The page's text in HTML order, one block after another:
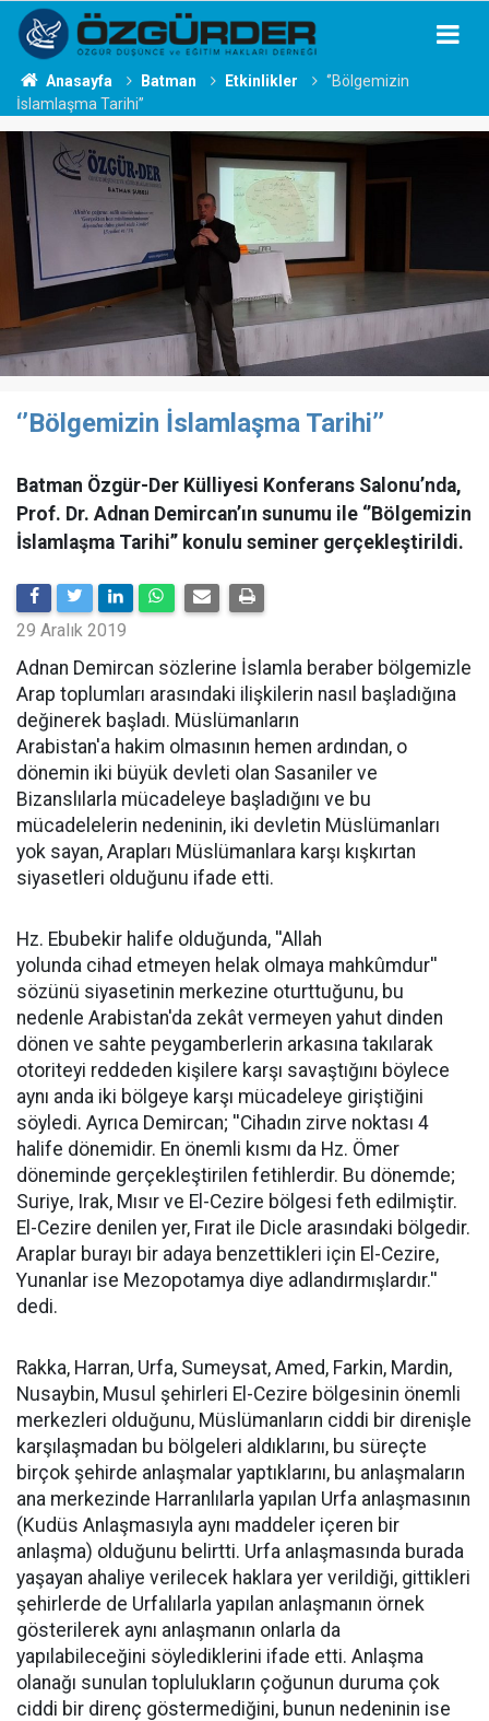
Anasayfa Batman Etkinlikler
‘’Bölgemizin
İslamlaşma Tarihi’’
‘’Bölgemizin İslamlaşma Tarihi’’
Batman Özgür-Der Külliyesi Konferans Salonu’nda,
Prof. Dr. Adnan Demircan’ın sunumu ile ‘’Bölgemizin
İslamlaşma Tarihi’’ konulu seminer gerçekleştirildi.
29 Aralık 2019
Adnan Demircan sözlerine İslamla beraber bölgemizle
Arap toplumları arasındaki ilişkilerin nasıl başladığına
değinerek başladı. Müslümanların
Arabistan'a hakim olmasının hemen ardından, o
dönemin iki büyük devleti olan Sasaniler ve
Bizanslılarla mücadeleye başladığını ve bu
mücadelelerin nedeninin, iki devletin Müslümanları
yok sayan, Arapları Müslümanlara karşı kışkırtan
siyasetleri olduğunu ifade etti.
Hz. Ebubekir halife olduğunda, ''Allah
yolunda cihad etmeyen helak olmaya mahkûmdur''
sözünü siyasetinin merkezine oturttuğunu, bu
nedenle Arabistan'da zekât vermeyen yahut dinden
dönen ve sahte peygamberlerin arkasına takılarak
otoriteyi reddeden kişilere karşı savaştığını böylece
aynı anda iki bölgeye karşı mücadeleye giriştiğini
söyledi. Ayrıca Demircan; ''Cihadın zirve noktası 4
halife dönemidir. En önemli kısmı da Hz. Ömer
döneminde gerçekleştirilen fetihlerdir. Bu dönemde;
Suriye, Irak, Mısır ve El-Cezire bölgesi feth edilmiştir.
El-Cezire denilen yer, Fırat ile Dicle arasındaki bölgedir.
Araplar burayı bir adaya benzettikleri için El-Cezire,
Yunanlar ise Mezopotamya diye adlandırmışlardır.''
dedi.
Rakka, Harran, Urfa, Sumeysat, Amed, Farkin, Mardin,
Nusaybin, Musul şehirleri El-Cezire bölgesinin önemli
merkezleri olduğunu, Müslümanların ciddi bir direnişle
karşılaşmadan bu bölgeleri aldıklarını, bu süreçte
birçok şehirde anlaşmalar yaptıklarını, bu anlaşmaların
ana merkezinde Harranlılarla yapılan Urfa anlaşmasının
(Kudüs Anlaşmasıyla aynı maddeler içeren bir
anlaşma) olduğunu belirtti. Urfa anlaşmasında burada
yaşayan ahaliye verilecek haklara yer verildiği, gittikleri
şehirlerde de Urfalılarla yapılan anlaşmanın örnek
gösterilerek aynı anlaşmanın onlarla da
yapılabileceğini söylediklerini ifade etti. Anlaşma
olanağı sunulan toplulukların çoğunun duruma çok
ciddi bir direnç göstermediğini, bunun nedeninin ise